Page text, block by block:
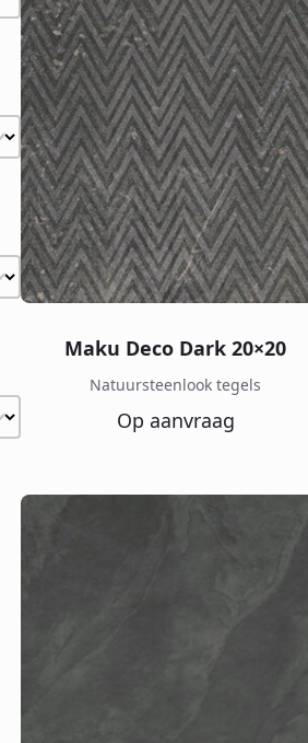
Natuursteenlook tegels
Maku Deco Dark 20×20
Op aanvraag